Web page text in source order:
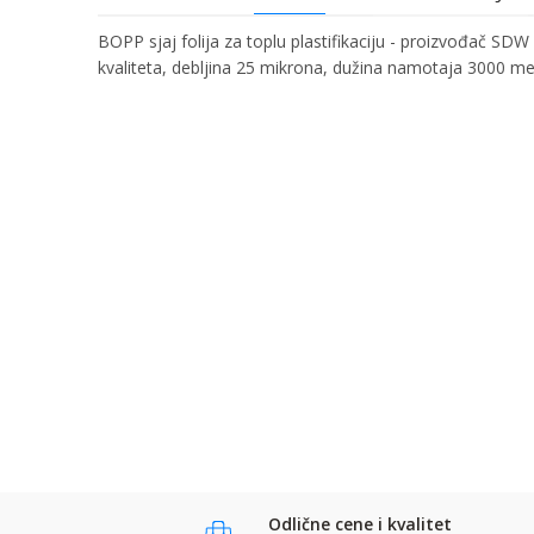
BOPP sjaj folija za toplu plastifikaciju - proizvođač
kvaliteta, debljina 25 mikrona, dužina namotaja 3000
Odlične cene i kvalitet